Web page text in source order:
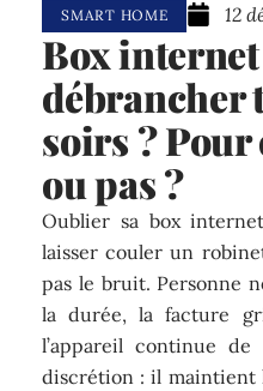
SMART HOME 12
Box
débrancher
soirs ?
ou pas ?
Oublier sa box
laisser couler un
pas le bruit. Personne
la durée, la facture
l’appareil continue
discrétion : il maintient